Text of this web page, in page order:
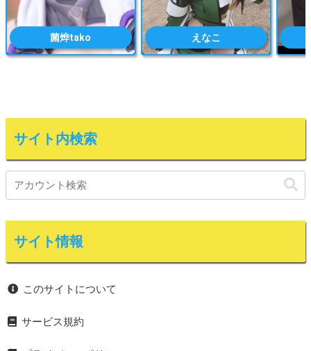
菌烨tako えなこ
サイト内検索
サイト情報
このサイトについて
サービス規約